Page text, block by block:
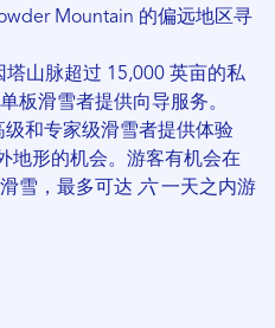
Mountain 的偏远地区寻
塔山脉超过 15,000 英亩的私
板滑雪者提供向导服务。
级和专家级滑雪者提供体验
地形的机会。游客有机会在
雪，最多可达 六一天之内游